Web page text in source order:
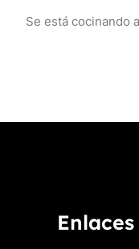
Se está cocinando
Enlaces